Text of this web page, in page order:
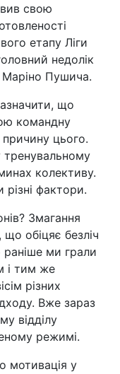
свою
етапу Ліги
недолік
Маріно Пушича.
що
командну
цього.
колективу.
фактори.
Змагання
обіцяє безліч
раніше ми грали
і тим же
різних
Вже зараз
відділу
режимі.
мотивація у